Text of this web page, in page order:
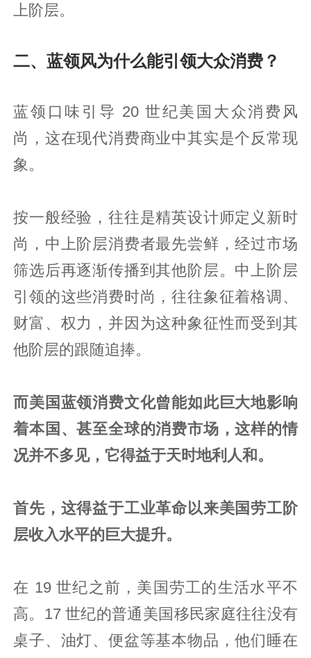
上阶层。
二、蓝领风为什么能引领大众消费？
蓝领口味引导 20 世纪美国大众消费风
尚，这在现代消费商业中其实是个反常现
象。
按一般经验，往往是精英设计师定义新时
尚，中上阶层消费者最先尝鲜，经过市场
筛选后再逐渐传播到其他阶层。中上阶层
引领的这些消费时尚，往往象征着格调、
财富、权力，并因为这种象征性而受到其
他阶层的跟随追捧。
而美国蓝领消费文化曾能如此巨大地影响
着本国、甚至全球的消费市场，这样的情
况并不多见，它得益于天时地利人和。
首先，这得益于工业革命以来美国劳工阶
层收入水平的巨大提升。
在 19 世纪之前，美国劳工的生活水平不
高。17 世纪的普通美国移民家庭往往没有
桌子、油灯、便盆等基本物品，他们睡在